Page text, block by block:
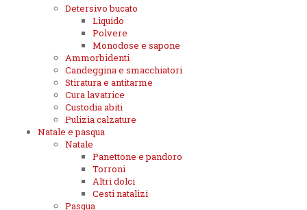
Detersivo bucato
Liquido
Polvere
Monodose e sapone
Ammorbidenti
Candeggina e smacchiatori
Stiratura e antitarme
Cura lavatrice
Custodia abiti
Pulizia calzature
Natale e pasqua
Natale
Panettone e pandoro
Torroni
Altri dolci
Cesti natalizi
Pasqua